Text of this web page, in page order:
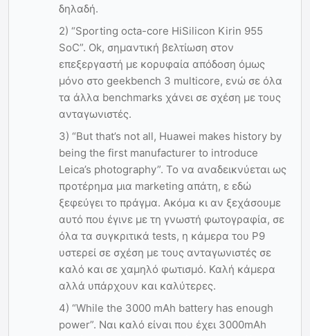
δηλαδή.
2) “Sporting octa-core HiSilicon Kirin 955
SoC”. Ok, σημαντική βελτίωση στον
επεξεργαστή με κορυφαία απόδοση όμως
μόνο στο geekbench 3 multicore, ενώ σε όλα
τα άλλα benchmarks χάνει σε σχέση με τους
ανταγωνιστές.
3) “But that’s not all, Huawei makes history by
being the first manufacturer to introduce
Leica’s photography”. Το να αναδεικνύεται ως
προτέρημα μια marketing απάτη, ε εδώ
ξεφεύγει το πράγμα. Ακόμα κι αν ξεχάσουμε
αυτό που έγινε με τη γνωστή φωτογραφία, σε
όλα τα συγκριτικά tests, η κάμερα του P9
υστερεί σε σχέση με τους ανταγωνιστές σε
καλό και σε χαμηλό φωτισμό. Καλή κάμερα
αλλά υπάρχουν και καλύτερες.
4) “While the 3000 mAh battery has enough
power”. Ναι καλό είναι που έχει 3000mAh